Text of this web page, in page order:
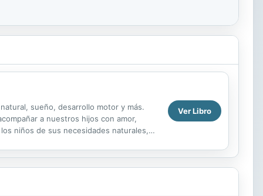
sueño, desarrollo motor y más.
a nuestros hijos con amor,
niños de sus necesidades naturales,
Ver Libro